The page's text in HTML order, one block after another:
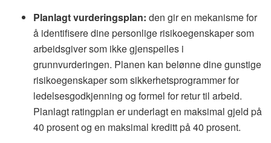
Planlagt vurderingsplan: den gir en mekanisme for
å identifisere dine personlige risikoegenskaper som
arbeidsgiver som ikke gjenspeiles i
grunnvurderingen. Planen kan belønne dine gunstige
risikoegenskaper som sikkerhetsprogrammer for
ledelsesgodkjenning og formel for retur til arbeid.
Planlagt ratingplan er underlagt en maksimal gjeld på
40 prosent og en maksimal kreditt på 40 prosent.